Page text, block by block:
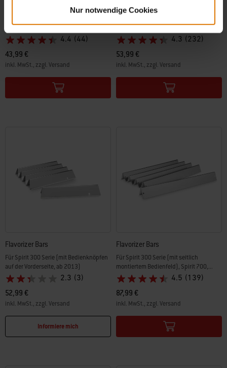
Nur notwendige Cookies
4.4 (44)
43,99 €
inkl. MwSt., zzgl. Versand
Color Options
Grillroste
Spirit SP-320/die meisten E-310/320
4.3 (232)
53,99 €
inkl. MwSt., zzgl. Versand
Color Options
Flavorizer Bars
Für Spirit 300 Serie (mit Bedienknöpfen
auf der Vorderseite, ab 2013)
2.3 (3)
52,99 €
inkl. MwSt., zzgl. Versand
Color Options
Informiere mich
Flavorizer Bars
Für Spirit 300 Serie (mit seitlich
montiertem Bedienfeld), Spirit 700,...
4.5 (139)
87,99 €
inkl. MwSt., zzgl. Versand
Color Options